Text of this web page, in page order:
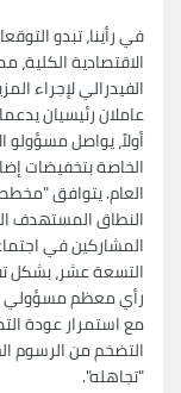
في رأينا، تبدو
الاقتصادية
الفيدرالي لإجراء
عاملان رئيسيان
أولاً، يواصل مسؤولو
الخاصة بتخفيضات
النطاق المستهدف
المشاركين في
التسعة عشر، بشكل
رأي معظم مسؤولي
مع استمرار عودة
التضخم من الرسوم
"تجاهله".